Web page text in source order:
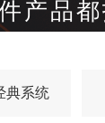
产品
典系统